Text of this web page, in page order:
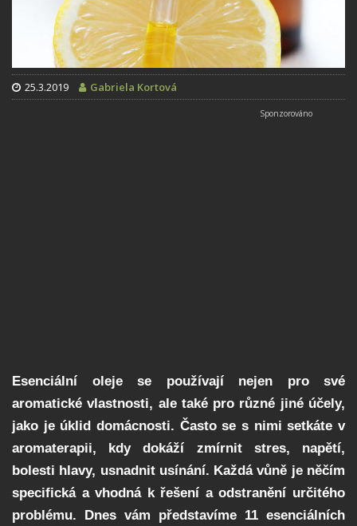
25.3.2019 Gabriela Kortová
Esenciální oleje se používají nejen pro své
aromatické vlastnosti, ale také pro různé jiné účely,
jako je úklid domácnosti. Často se s nimi setkáte v
aromaterapii, kdy dokáží zmírnit stres, napětí,
bolesti hlavy, usnadnit usínání. Každá vůně je něčím
specifická a vhodná k řešení a odstranění určitého
problému. Dnes vám představíme 11 esenciálních